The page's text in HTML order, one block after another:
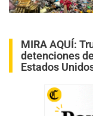
MIRA AQUÍ:
detenciones
Estados